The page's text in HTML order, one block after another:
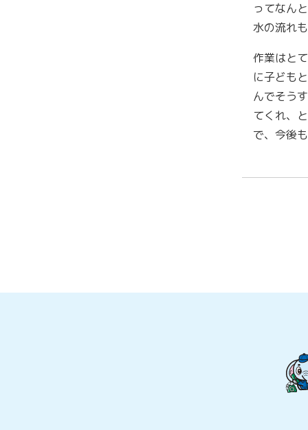
ってなん
水の流れ
作業はと
に子ども
んでそう
てくれ、
で、今後